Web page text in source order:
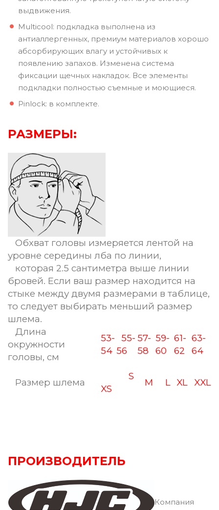
выдвижения.
Multicool: подкладка выполнена из
антиаллергенных, премиум материалов хорошо
абсорбирующих влагу и устойчивых к
появлению запахов. Изменена система
фиксации щечных накладок. Все элементы
подкладки полностью съемные и моющиеся.
Pinlock: в комплекте.
РАЗМЕРЫ:
Обхват головы измеряется лентой на
уровне середины лба по линии,
которая 2.5 сантиметра выше линии
бровей. Если ваш размер находится на
стыке между двумя размерами в таблице,
то следует выбирать меньший размер
шлема.
Длина
окружности
головы, см
53-
54
55-
56
57-
58
59-
60
61-
62
63-
64
Размер шлема
XS
S
M L XL XXL
ПРОИЗВОДИТЕЛЬ
Компания